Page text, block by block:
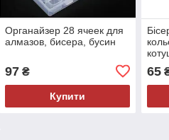
Органайзер 28 ячеек для
алмазов, бисера, бусин
97₴
Купити
65